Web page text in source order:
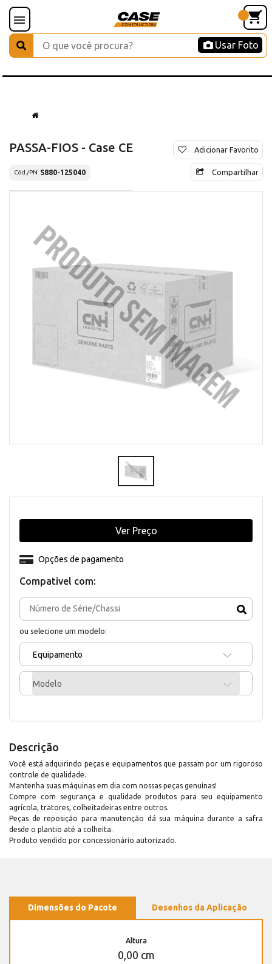
Usar Foto
PASSA-FIOS - Case CE
Cód./PN S880-125040
Adicionar Favorito
Compartilhar
Compativel com:
ou selecione um modelo:
Equipamento
Modelo
Opções de pagamento
Ver Preço
Descrição
Você está adquirindo peças e equipamentos que passam por um rigoroso
controle de qualidade.
Mantenha suas máquinas em dia com nossas peças genuínas!
Compre com segurança e qualidade produtos para seu equipamento
agrícola, tratores, colheitadeiras entre outros.
Peças de reposição para manutenção dá sua máquina durante a safra
desde o plantio até a colheita.
Produto vendido por concessionário autorizado.
Dimensões do Pacote Desenhos da Aplicação
Altura
0,00 cm